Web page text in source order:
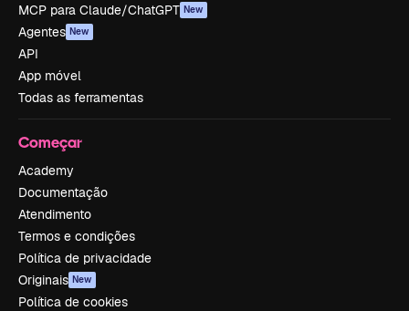
MCP para Claude/ChatGPT New
Agentes New
API
App móvel
Todas as ferramentas
Começar
Academy
Documentação
Atendimento
Termos e condições
Política de privacidade
Originais New
Política de cookies